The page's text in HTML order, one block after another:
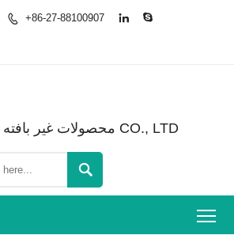
 +86-27-88100907  
FULLSTAR محصولات غیر بافته شده CO., LTD
